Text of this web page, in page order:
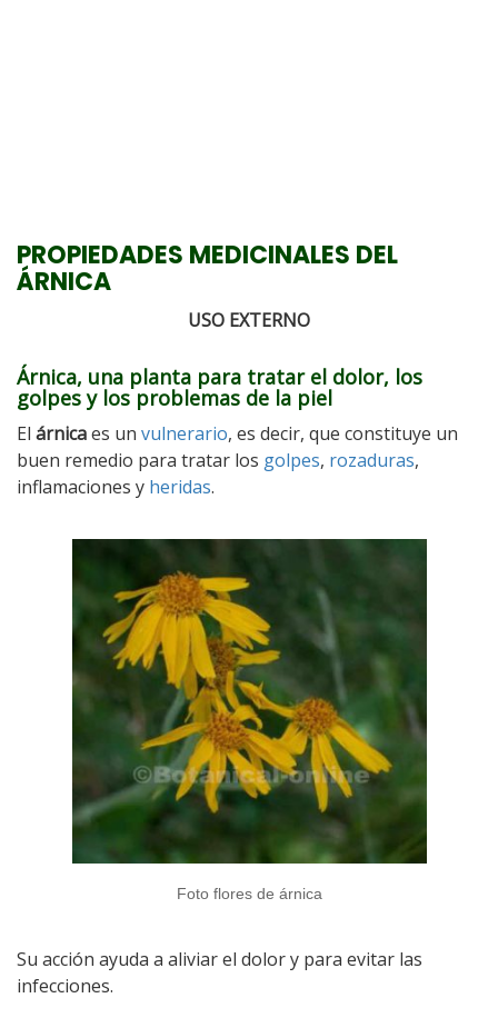
PROPIEDADES MEDICINALES DEL
ÁRNICA
USO EXTERNO
Árnica, una planta para tratar el dolor, los
golpes y los problemas de la piel
El árnicaes un vulnerario, es decir, que constituye un
buen remedio para tratar los golpes, rozaduras,
inflamaciones y heridas.
Foto flores de árnica
Su acción ayuda a aliviar el dolor y para evitar las
infecciones.